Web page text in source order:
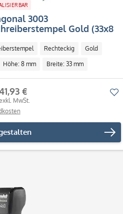
3003
Gold (33x8
Rechteckig Gold
Höhe: 8 mm Breite: 33 mm
€
MwSt.